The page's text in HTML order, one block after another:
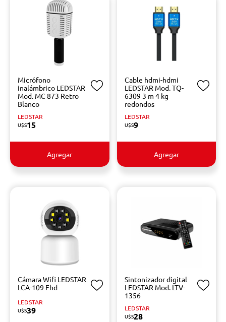
Micrófono
inalámbrico LEDSTAR
Mod. MC 873 Retro
Blanco
LEDSTAR
U$S15
Agregar
Cable hdmi-hdmi
LEDSTAR Mod. TQ-
6309 3 m 4 kg
redondos
LEDSTAR
U$S9
Agregar
Cámara Wifi LEDSTAR
LCA-109 Fhd
LEDSTAR
U$S39
Sintonizador digital
LEDSTAR Mod. LTV-
1356
LEDSTAR
U$S28